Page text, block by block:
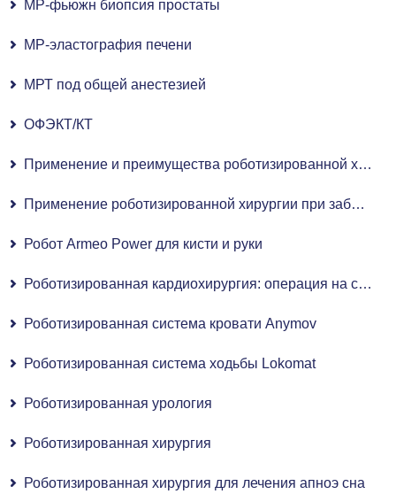
МР-фьюжн биопсия простаты
МР-эластография печени
МРТ под общей анестезией
ОФЭКТ/КТ
Применение и преимущества роботизированной хирургии в гинекологии
Применение роботизированной хирургии при заболеваниях уха, горла и носа (ЛОР)
Робот Armeo Power для кисти и руки
Роботизированная кардиохирургия: операция на сердце с роботизированной ассистенцией
Роботизированная система кровати Anymov
Роботизированная система ходьбы Lokomat
Роботизированная урология
Роботизированная хирургия
Роботизированная хирургия для лечения апноэ сна